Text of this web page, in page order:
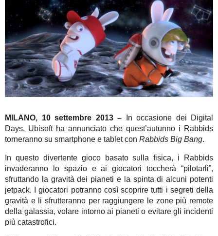
MILANO, 10 settembre 2013 –
In occasione dei Digital
Days, Ubisoft ha annunciato che quest’autunno i Rabbids
torneranno su smartphone e tablet con Rabbids Big Bang.
In questo divertente gioco basato sulla fisica, i Rabbids
invaderanno lo spazio e ai giocatori toccherà “pilotarli”,
sfruttando la gravità dei pianeti e la spinta di alcuni potenti
jetpack. I giocatori potranno così scoprire tutti i segreti della
gravità e li sfrutteranno per raggiungere le zone più remote
della galassia, volare intorno ai pianeti o evitare gli incidenti
più catastrofici.